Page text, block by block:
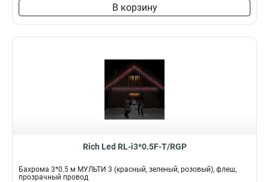
В корзину
Rich Led RL-i3*0.5F-T/RGP
Бахрома 3*0.5 м МУЛЬТИ 3 (красный, зеленый, розовый), флеш,
прозрачный провод